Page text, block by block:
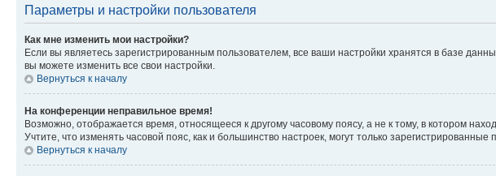
Параметры и настройки пользователя
Как мне изменить мои настройки?
Если вы являетесь зарегистрированным пользователем, все ваши настройки хранятся в базе
вы можете изменить все свои настройки.
Вернуться к началу
На конференции неправильное время!
Возможно, отображается время, относящееся к другому часовому поясу, а не к тому, в котором
Учтите, что изменять часовой пояс, как и большинство настроек, могут только
Вернуться к началу